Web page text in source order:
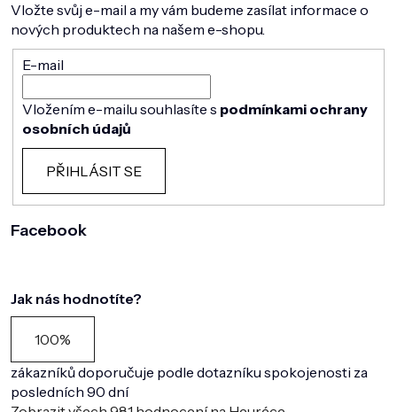
Vložte svůj e-mail a my vám budeme zasílat informace o
nových produktech na našem e-shopu.
E-mail
Vložením e-mailu souhlasíte s podmínkami ochrany
osobních údajů
PŘIHLÁSIT SE
Facebook
Jak nás hodnotíte?
100%
zákazníků doporučuje podle dotazníku spokojenosti za
posledních 90 dní